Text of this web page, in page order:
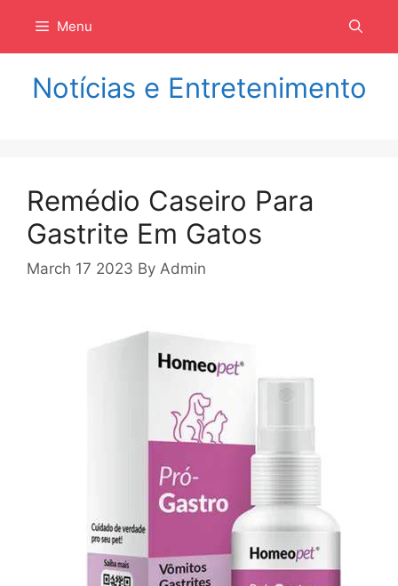
isi
Menu
Notícias e Entretenimento
Remédio Caseiro Para
Gastrite Em Gatos
March 17 2023 By Admin